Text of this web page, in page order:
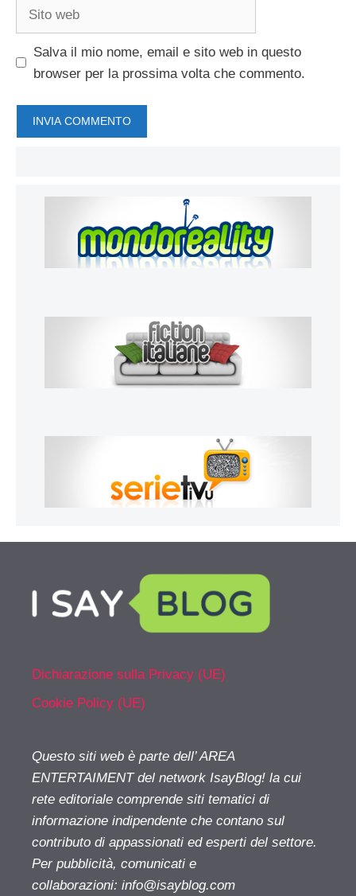
Salva il mio nome, email e sito web in questo
browser per la prossima volta che commento.
Dichiarazione sulla Privacy (UE)
Cookie Policy (UE)
Questo siti web è parte dell’ AREA
ENTERTAIMENT del network IsayBlog! la cui
rete editoriale comprende siti tematici di
informazione indipendente che contano sul
contributo di appassionati ed esperti del settore.
Per pubblicità, comunicati e
collaborazioni: info@isayblog.com